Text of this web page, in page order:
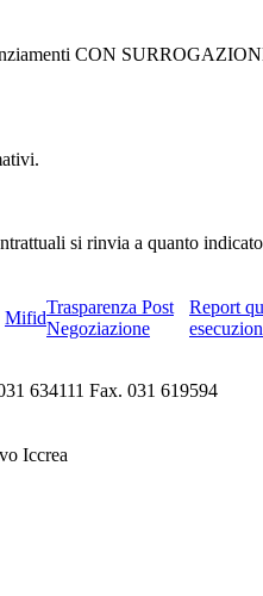
CON
si rinvia a quanto
Mifid
Trasparenza Post
Negoziazione
Report
634111 Fax. 031 619594
Iccrea